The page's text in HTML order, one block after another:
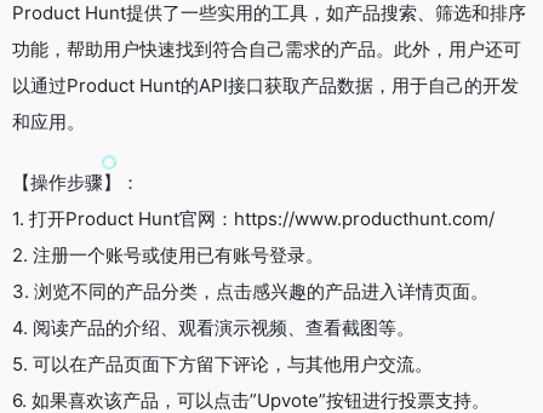
Product Hunt提供了一些实用的工具，如产品搜索、筛选和排序
功能，帮助用户快速找到符合自己需求的产品。此外，用户还可
以通过Product Hunt的API接口获取产品数据，用于自己的开发
和应用。
【操作步骤】：
1. 打开Product Hunt官网：https://www.producthunt.com/
2. 注册一个账号或使用已有账号登录。
3. 浏览不同的产品分类，点击感兴趣的产品进入详情页面。
4. 阅读产品的介绍、观看演示视频、查看截图等。
5. 可以在产品页面下方留下评论，与其他用户交流。
6. 如果喜欢该产品，可以点击”Upvote”按钮进行投票支持。